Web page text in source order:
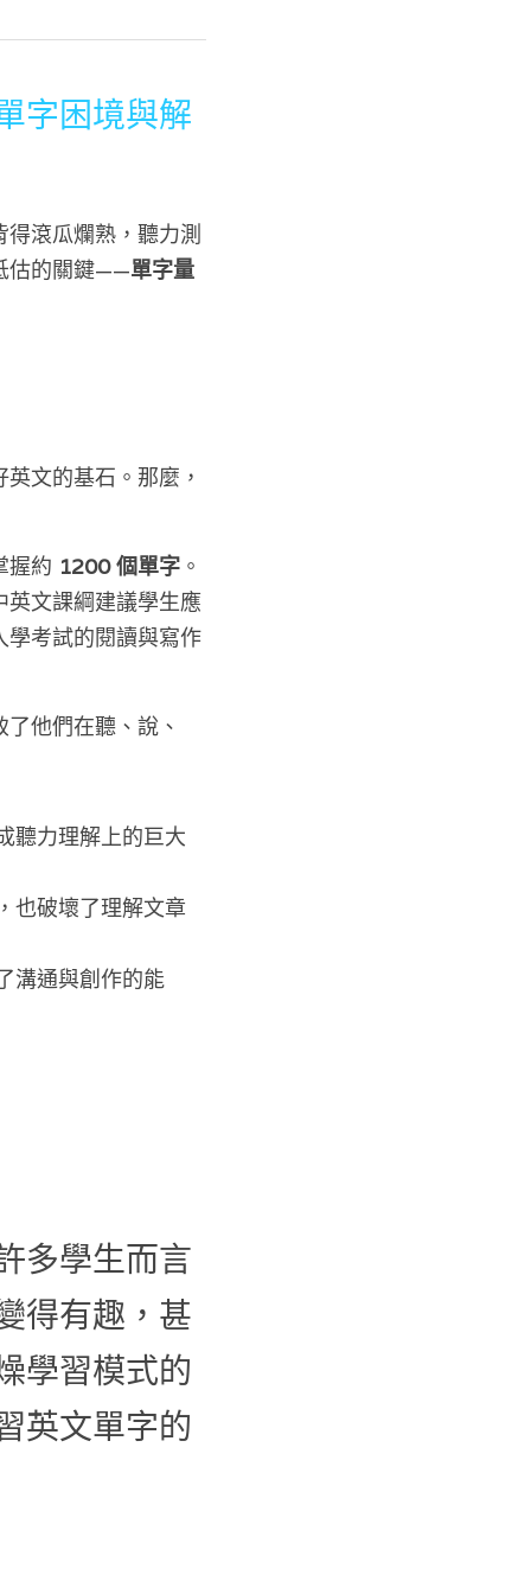
字困境與解
滾瓜爛熟，聽力測
估的關鍵——單字量
文的基石。那麼，
握約 1200 個單字 。
英文課綱建議學生應
學考試的閱讀與寫作
他們在聽、說、
聽力理解上的巨大
也破壞了理解文章
溝通與創作的能
多學生而言
得有趣，甚
學習模式的
英文單字的